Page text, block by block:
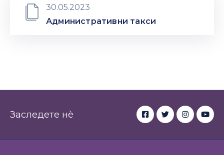
Документи30.05.2023
Административни такси
Заследете нè